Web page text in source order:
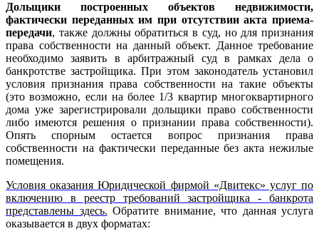
Дольщики построенных объектов недвижимости,
фактически переданных им при отсутствии акта приема-
передачи, также должны обратиться в суд, но для признания
права собственности на данный объект. Данное требование
необходимо заявить в арбитражный суд в рамках дела о
банкротстве застройщика. При этом законодатель установил
условия признания права собственности на такие объекты
(это возможно, если на более 1/3 квартир многоквартирного
дома уже зарегистрировали дольщики право собственности
либо имеются решения о признании права собственности).
Опять спорным остается вопрос признания права
собственности на фактически переданные без акта нежилые
помещения.
Условия оказания Юридической фирмой «Двитекс» услуг по
включению в реестр требований застройщика - банкрота
представлены здесь. Обратите внимание, что данная услуга
оказывается в двух форматах: